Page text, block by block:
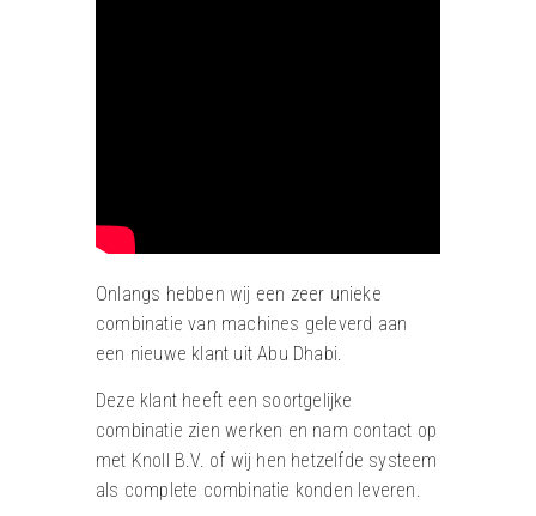
Onlangs hebben wij een zeer unieke
combinatie van machines geleverd aan
een nieuwe klant uit Abu Dhabi.
Deze klant heeft een soortgelijke
combinatie zien werken en nam contact op
met Knoll B.V. of wij hen hetzelfde systeem
als complete combinatie konden leveren.